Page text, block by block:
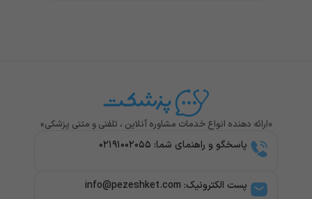
«ارائه دهنده انواع خدمات مشاوره آنلاین ، تلفنی و متنی پزشکی»
پاسخگو و راهنمای شما: ۰۲۱۹۱۰۰۲۰۵۵
پست الکترونیک: info@pezeshket.com​